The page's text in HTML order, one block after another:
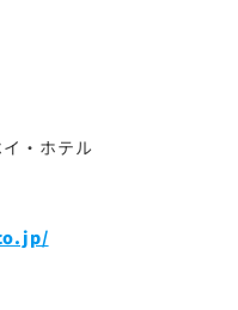
・ホテル